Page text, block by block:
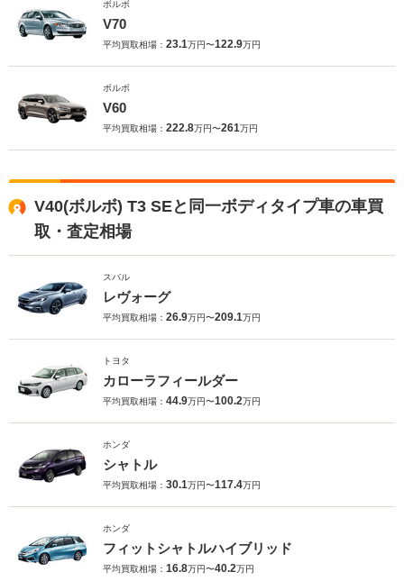
ボルボ
V70
平均買取相場： 23.1万円〜122.9万円
ボルボ
V60
平均買取相場： 222.8万円〜261万円
V40(ボルボ) T3 SEと同一ボディタイプ車の車買
取・査定相場
スバル
レヴォーグ
平均買取相場： 26.9万円〜209.1万円
トヨタ
カローラフィールダー
平均買取相場： 44.9万円〜100.2万円
ホンダ
シャトル
平均買取相場： 30.1万円〜117.4万円
ホンダ
フィットシャトルハイブリッド
平均買取相場： 16.8万円〜40.2万円